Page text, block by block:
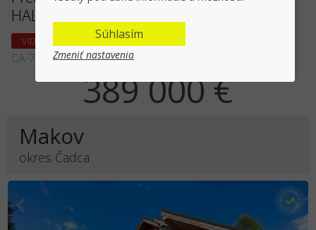
HALO REALITY + VIDEOOBHLIADKA
VIDEO OBHLIADKA
CA-72937
389 000 €
Makov
okres Čadca
Súhlasím
Zmeniť nastavenia